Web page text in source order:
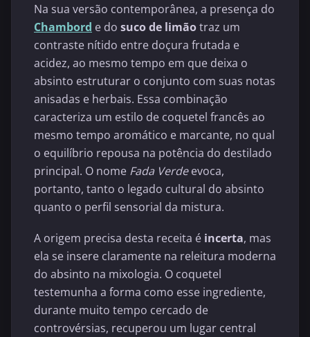
Na sua versão contemporânea, a presença do
Chambord e do suco de limãotraz um
contraste nítido entre doçura frutada e
acidez, ao mesmo tempo em que deixa o
absinto estruturar o conjunto com suas notas
anisadas e herbais. Essa combinação
caracteriza um estilo de coquetel francês ao
mesmo tempo aromático e marcante, no qual
o equilíbrio repousa na potência do destilado
principal. O nome Fada Verdeevoca,
portanto, tanto o legado cultural do absinto
quanto o perfil sensorial da mistura.
A origem precisa desta receita é incerta, mas
ela se insere claramente na releitura moderna
do absinto na mixologia. O coquetel
testemunha a forma como esse ingrediente,
durante muito tempo cercado de
controvérsias, recuperou um lugar central